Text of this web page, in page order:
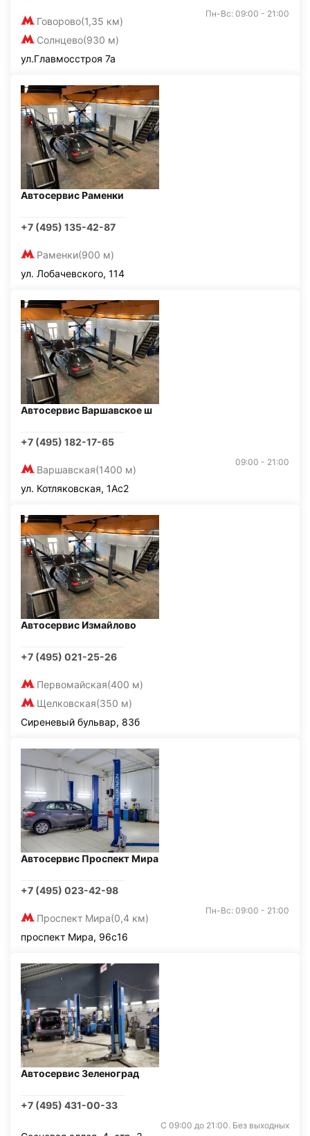
Говорово(1,35 км)
Солнцево(930 м)
Пн-Вс: 09:00 - 21:00
ул.Главмосстроя 7а
Автосервис Раменки
+7 (495) 135-42-87
Раменки(900 м)
ул. Лобачевского, 114
Автосервис Варшавское ш
+7 (495) 182-17-65
Варшавская(1400 м)
09:00 - 21:00
ул. Котляковская, 1Ас2
Автосервис Измайлово
+7 (495) 021-25-26
Первомайская(400 м)
Щелковская(350 м)
Сиреневый бульвар, 83б
Автосервис Проспект Мира
+7 (495) 023-42-98
Проспект Мира(0,4 км)
Пн-Вс: 09:00 - 21:00
проспект Мира, 96с16
Автосервис Зеленоград
+7 (495) 431-00-33
С 09:00 до 21:00. Без выходных